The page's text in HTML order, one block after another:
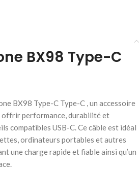
BX98 Type-C
BX98 Type-C Type-C , un accessoire
offrir performance, durabilité et
compatibles USB-C. Ce câble est idéal
ordinateurs portables et autres
une charge rapide et fiable ainsi qu’un